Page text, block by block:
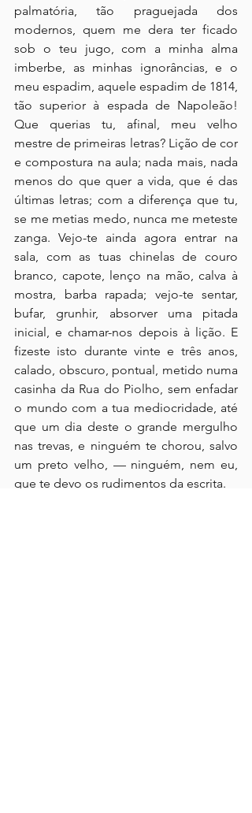
palmatória, tão praguejada dos
modernos, quem me dera ter ficado
sob o teu jugo, com a minha alma
imberbe, as minhas ignorâncias, e o
meu espadim, aquele espadim de 1814,
tão superior à espada de Napoleão!
Que querias tu, afinal, meu velho
mestre de primeiras letras? Lição de cor
e compostura na aula; nada mais, nada
menos do que quer a vida, que é das
últimas letras; com a diferença que tu,
se me metias medo, nunca me meteste
zanga. Vejo-te ainda agora entrar na
sala, com as tuas chinelas de couro
branco, capote, lenço na mão, calva à
mostra, barba rapada; vejo-te sentar,
bufar, grunhir, absorver uma pitada
inicial, e chamar-nos depois à lição. E
fizeste isto durante vinte e três anos,
calado, obscuro, pontual, metido numa
casinha da Rua do Piolho, sem enfadar
o mundo com a tua mediocridade, até
que um dia deste o grande mergulho
nas trevas, e ninguém te chorou, salvo
um preto velho, — ninguém, nem eu,
que te devo os rudimentos da escrita.